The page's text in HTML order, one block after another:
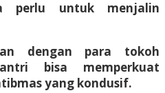
perlu untuk menjalin
dengan para tokoh
bisa memperkuat
yang kondusif.